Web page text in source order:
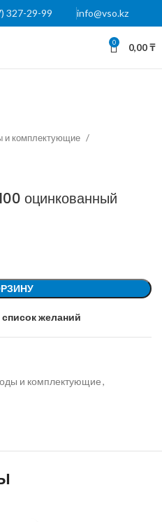
327-29-99 info@vso.kz
0 0,00₸
и комплектующие
оцинкованный
желаний
и комплектующие,